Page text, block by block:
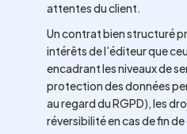
attentes du client.
Un contrat bien structuré
intérêts de l’éditeur que
encadrant les niveaux de
protection des données
au regard du RGPD), les
réversibilité en cas de fin